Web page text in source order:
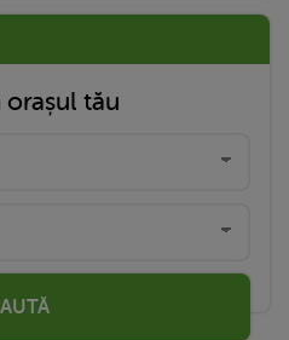
orașul tău